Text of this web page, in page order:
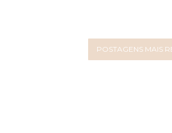
POSTAGENS MAIS